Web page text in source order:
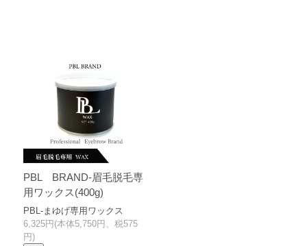
PBL BRAND-眉毛脱毛専
用ワックス(400g)
PBL-まゆげ専用ワックス
6,325円(本体5,750円、税575
円)